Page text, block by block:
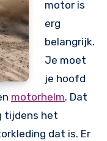
motor is
erg
belangrijk.
Je moet
je hoofd
motorhelm. Dat
tijdens het
dat is. Er